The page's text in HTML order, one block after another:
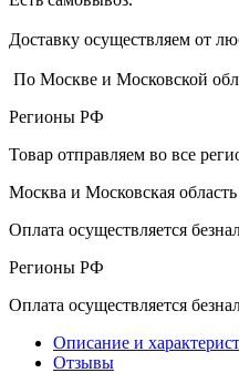
Доставку осуществляем от
По Москве и Московской
Регионы РФ
Товар отправляем во все
Москва и Московская область
Оплата осуществляется
Регионы РФ
Оплата осуществляется
Описание и
Отзывы